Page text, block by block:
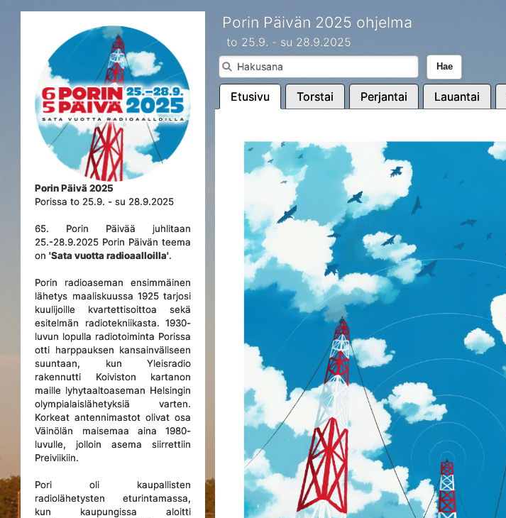
Porin Päivä 2025
Porissa to 25.9. - su 28.9.2025
65. Porin Päivää juhlitaan
25.-28.9.2025 Porin Päivän teema
on'Sata vuotta radioaalloilla'.
Porin radioaseman ensimmäinen
lähetys maaliskuussa 1925 tarjosi
kuulijoille kvartettisoittoa sekä
esitelmän radiotekniikasta. 1930-
luvun lopulla radiotoiminta Porissa
otti harppauksen kansainväliseen
suuntaan, kun Yleisradio
rakennutti Koiviston kartanon
maille lyhytaaltoaseman Helsingin
olympialaislähetyksiä varten.
Korkeat antennimastot olivat osa
Väinölän maisemaa aina 1980-
luvulle, jolloin asema siirrettiin
Preiviikiin.
Pori oli kaupallisten
radiolähetysten eturintamassa,
kun kaupungissa aloitti
Porin Päivän 2025 ohjelma
to 25.9. - su 28.9.2025
Hae
Etusivu Torstai Perjantai Lauantai